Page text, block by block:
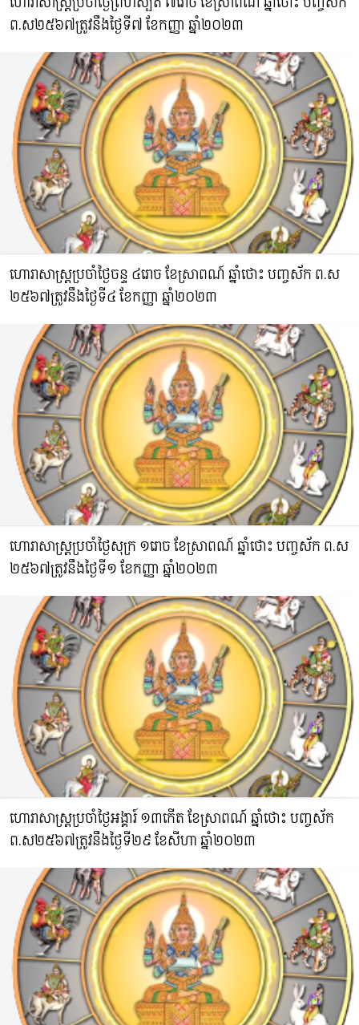
ព.ស​២៥៦៧ត្រូវនឹងថ្ងៃទី៧ ខែកញ្ញា ឆ្នាំ២០២៣
ហោរាសាស្រ្តប្រចាំថ្ងៃចន្ទ ៤រោច ខែស្រាពណ៍ ឆ្នាំថោះ​ បញ្ចស័ក ព.ស​
២៥៦៧ត្រូវនឹងថ្ងៃទី៤ ខែកញ្ញា ឆ្នាំ២០២៣
ហោរាសាស្រ្តប្រចាំថ្ងៃសុក្រ ១រោច ខែស្រាពណ៍ ឆ្នាំថោះ​ បញ្ចស័ក ព.ស​
២៥៦៧ត្រូវនឹងថ្ងៃទី១ ខែកញ្ញា ឆ្នាំ២០២៣
ហោរាសាស្រ្តប្រចាំថ្ងៃអង្គារ៍ ១៣កើត ខែស្រាពណ៍ ឆ្នាំថោះ​ បញ្ចស័ក
ព.ស​២៥៦៧ត្រូវនឹងថ្ងៃទី២៩ ខែសីហា ឆ្នាំ២០២៣